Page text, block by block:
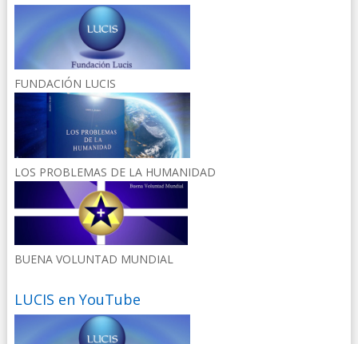
FUNDACIÓN LUCIS
LOS PROBLEMAS DE LA HUMANIDAD
BUENA VOLUNTAD MUNDIAL
LUCIS en YouTube